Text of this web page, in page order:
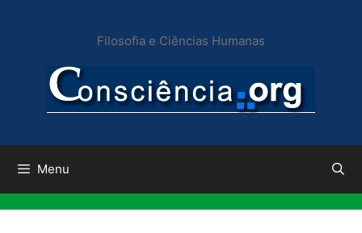
conteúdo
Filosofia e Ciências Humanas
Menu